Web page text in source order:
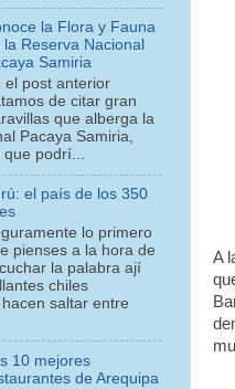
A
la Flora y Fauna
la Reserva Nacional
Samiria
el post anterior
de citar gran
que alberga la
Pacaya Samiria,
que podrí...
el país de los 350
lo primero
pienses a la hora de
la palabra ají
chiles
saltar entre
10 mejores
de Arequipa